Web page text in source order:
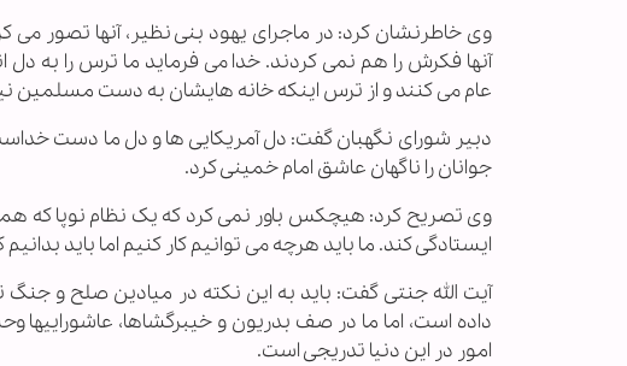
وی خاطرنشان کرد: در ماجرای یهود بنی نظیر، آنها تصور می
آنها فکرش را هم نمی کردند. خدا می فرماید ما ترس را به دل
عام می کنند و از ترس اینکه خانه هایشان به دست مسلمین
دبیر شورای نگهبان گفت: دل آمریکایی ها و دل ما دست
جوانان را ناگهان عاشق امام خمینی کرد.
وی تصریح کرد: هیچکس باور نمی کرد که یک نظام نوپا که همه
ایستادگی کند. ما باید هرچه می توانیم کار کنیم اما باید
آیت الله جنتی گفت: باید به این نکته در میادین صلح و
داده است، اما ما در صف بدریون و خیبرگشاها، عاشوراییها
امور در این دنیا تدریجی است.